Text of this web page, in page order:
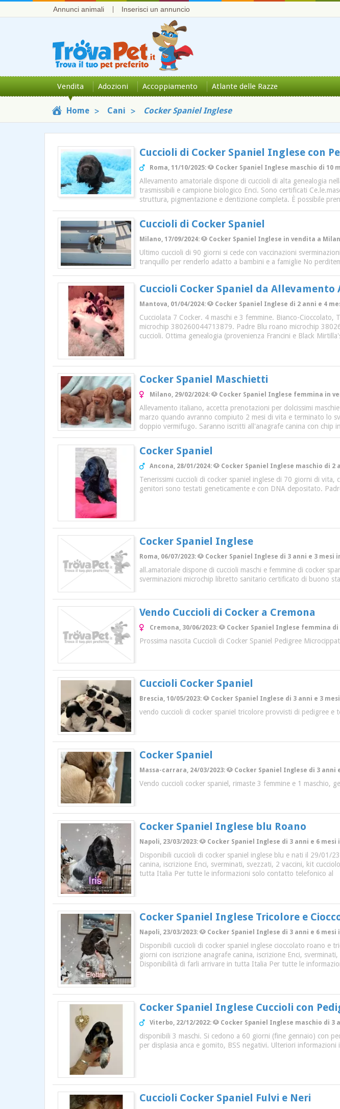
Annunci animali Inserisci un annuncio
Vendita Adozioni Accoppiamento Atlante delle Razze
Home Cani Cocker Spaniel Inglese
Cuccioli di Cocker Spaniel Inglese con
Roma, 11/10/2025: 🐶 Cocker Spaniel Inglese maschio di
Allevamento amatoriale dispone di cuccioli di alta genealogia
trasmissibili e campione biologico Enci. Sono certificati
struttura, pigmentazione e dentizione completa. È possibile
Cuccioli di Cocker Spaniel
Milano, 17/09/2024: 🐶 Cocker Spaniel Inglese in vendita a
Ultimo cuccioli di 90 giorni si cede con vaccinazioni
tranquillo per renderlo adatto a bambini e a famiglie No
Cuccioli Cocker Spaniel da
Mantova, 01/04/2024: 🐶 Cocker Spaniel Inglese di 2 anni e 4
Cucciolata 7 Cocker. 4 maschi e 3 femmine. Bianco-
microchip 380260044713879. Padre Blu roano microchip
cuccioli. Ottima genealogia (provenienza Francini e Black
Cocker Spaniel Maschietti
Milano, 29/02/2024: 🐶 Cocker Spaniel Inglese femmina
Allevamento italiano, accetta prenotazioni per dolcissimi
marzo quando avranno compiuto 2 mesi di vita e terminato lo
doppio vermifugo. Saranno iscritti all'anagrafe canina con chip
Cocker Spaniel
Ancona, 28/01/2024: 🐶 Cocker Spaniel Inglese maschio
Tenerissimi cuccioli di cocker spaniel inglese di 70 giorni di
genitori sono testati geneticamente e con DNA depositato.
Cocker Spaniel Inglese
Roma, 06/07/2023: 🐶 Cocker Spaniel Inglese di 3 anni e 3
all.amatoriale dispone di cuccioli maschi e femmine di cocker
sverminazioni microchip libretto sanitario certificato di buono
Vendo Cuccioli di Cocker a Cremona
Cremona, 30/06/2023: 🐶 Cocker Spaniel Inglese femmina
Prossima nascita Cuccioli di Cocker Spaniel Pedigree
Cuccioli Cocker Spaniel
Brescia, 10/05/2023: 🐶 Cocker Spaniel Inglese di 3 anni e 3
vendo cuccioli di cocker spaniel tricolore provvisti di pedigree
Cocker Spaniel
Massa-carrara, 24/03/2023: 🐶 Cocker Spaniel Inglese di 3
Vendo cuccioli cocker spaniel, rimaste 3 femmine e 1 maschio,
Cocker Spaniel Inglese blu Roano
Napoli, 23/03/2023: 🐶 Cocker Spaniel Inglese di 3 anni e 6
Disponibili cuccioli di cocker spaniel inglese blu e nati il 29/01/
canina, iscrizione Enci, sverminati, svezzati, 2 vaccini, kit
tutta Italia Per tutte le informazioni solo contatto telefonico al
Cocker Spaniel Inglese Tricolore e
Napoli, 23/03/2023: 🐶 Cocker Spaniel Inglese di 3 anni e 6
Disponibili cuccioli di cocker spaniel inglese cioccolato roano
giorni con iscrizione anagrafe canina, iscrizione Enci,
Disponibilità di farli arrivare in tutta Italia Per tutte le
Cocker Spaniel Inglese Cuccioli con
Viterbo, 22/12/2022: 🐶 Cocker Spaniel Inglese maschio di
disponibili 3 maschi. Si cedono a 60 giorni (fine gennaio) con
per displasia anca e gomito, BSS negativi. Ulteriori
Cuccioli Cocker Spaniel Fulvi e Neri